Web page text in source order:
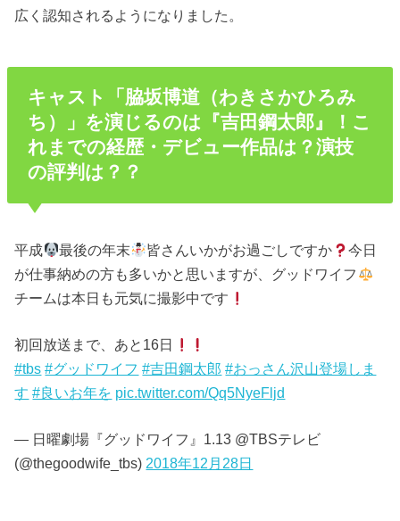
広く認知されるようになりました。
キャスト「脇坂博道（わきさかひろみ
ち）」を演じるのは『吉田鋼太郎』！こ
れまでの経歴・デビュー作品は？演技
の評判は？？
平成 最後の年末 皆さんいかがお過ごしですか
今日
が仕事納めの方も多いかと思いますが、グッドワイフ
チームは本日も元気に撮影中です
初回放送まで、あと16日
#tbs #グッドワイフ #吉田鋼太郎 #おっさん沢山登場しま
す #良いお年を pic.twitter.com/Qq5NyeFljd
— 日曜劇場『グッドワイフ』1.13 @TBSテレビ
(@thegoodwife_tbs) 2018年12月28日